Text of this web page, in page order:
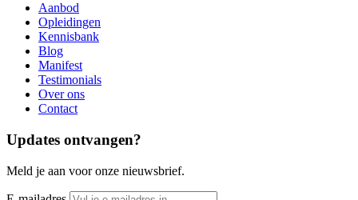
Aanbod
Opleidingen
Kennisbank
Blog
Manifest
Testimonials
Over ons
Contact
Updates ontvangen?
Meld je aan voor onze nieuwsbrief.